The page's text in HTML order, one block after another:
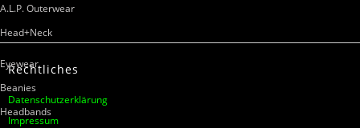
A.L.P. Outerwear
Head+Neck
Eyewear
Beanies
Headbands
Rechtliches
Datenschutzerklärung
Impressum